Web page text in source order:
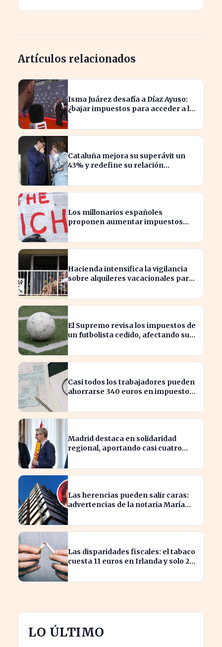
Artículos relacionados
Isma Juárez desafía a Díaz Ayuso:
¿bajar impuestos para acceder a la
Cataluña mejora su superávit un
43% y redefine su relación
Los millonarios españoles
proponen aumentar impuestos
económica
Hacienda intensifica la vigilancia
sobre alquileres vacacionales para
El Supremo revisa los impuestos de
un futbolista cedido, afectando su
Casi todos los trabajadores pueden
ahorrarse 340 euros en impuestos,
Madrid destaca en solidaridad
regional, aportando casi cuatro
Las herencias pueden salir caras:
advertencias de la notaria María
Las disparidades fiscales: el tabaco
cuesta 11 euros en Irlanda y solo 2
LO ÚLTIMO